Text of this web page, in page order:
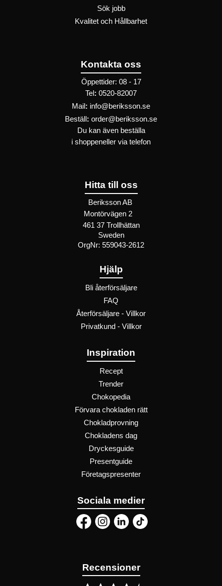
Sök jobb
Kvalitet och Hållbarhet
Kontakta oss
Öppettider: 08 - 17
Tel : 0520-82007
Mail : info@beriksson.se
Beställ : order@beriksson.se
Du kan även beställa
i shoppeneller via telefon
Hitta till oss
Beriksson AB
Montörvägen 2
461 37 Trollhättan
Sweden
OrgNr: 559043-2612
Hjälp
Bli återförsäljare
FAQ
Återförsäljare - Villkor
Privatkund - Villkor
Inspiration
Recept
Trender
Chokopedia
Förvara chokladen rätt
Chokladprovning
Chokladens dag
Dryckesguide
Presentguide
Företagspresenter
Sociala medier
Recensioner